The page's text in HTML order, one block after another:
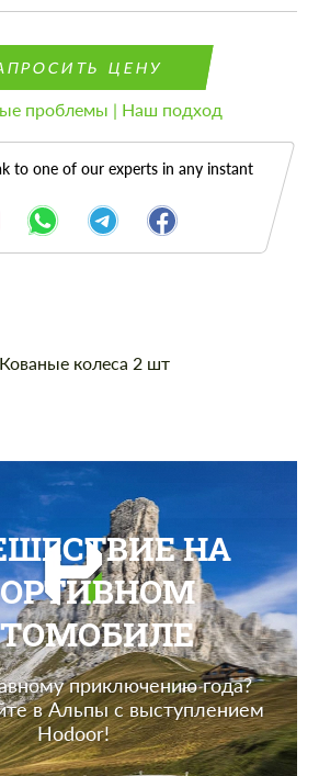
ЦЕНУ
проблемы | Наш подход
to one of our experts in any instant
Кованые колеса 2 шт
НА
приключению года?
в Альпы с выступлением
Hodoor!